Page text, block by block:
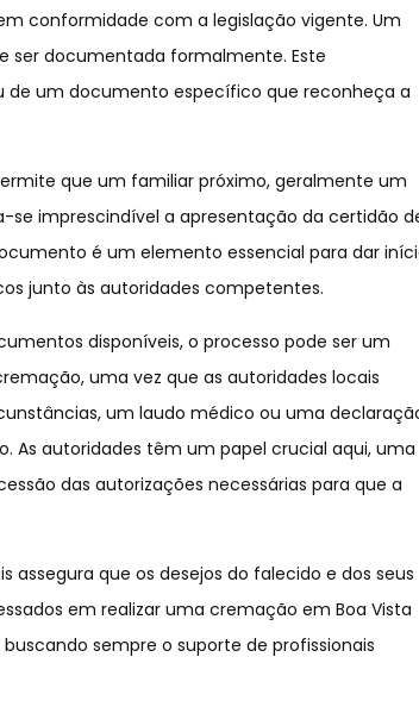
conformidade com a legislação vigente. Um
ser documentada formalmente. Este
um documento específico que reconheça a
que um familiar próximo, geralmente um
se imprescindível a apresentação da certidão
é um elemento essencial para dar
junto às autoridades competentes.
disponíveis, o processo pode ser um
uma vez que as autoridades locais
um laudo médico ou uma
autoridades têm um papel crucial aqui, uma
das autorizações necessárias para que a
que os desejos do falecido e dos seus
em realizar uma cremação em Boa Vista
sempre o suporte de profissionais